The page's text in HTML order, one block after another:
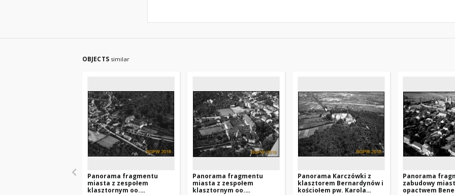
OBJECTS similar
Panorama fragmentu
miasta z zespołem
klasztornym oo.
Panorama fragmentu
miasta z zespołem
klasztornym oo.
Panorama Karczówki z
klasztorem Bernardynów i
kościołem pw. Karola
Panorama
zabudowy
opactwem